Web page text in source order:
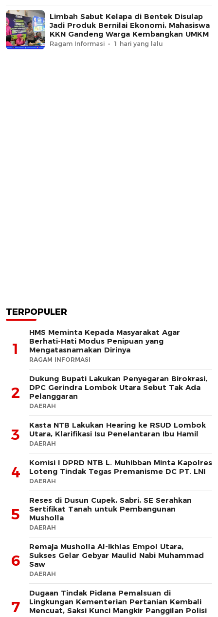
Limbah Sabut Kelapa di Bentek Disulap
Jadi Produk Bernilai Ekonomi, Mahasiswa
KKN Gandeng Warga Kembangkan UMKM
Ragam Informasi 1 hari yang lalu
TERPOPULER
1
HMS Meminta Kepada Masyarakat Agar
Berhati-Hati Modus Penipuan yang
Mengatasnamakan Dirinya
RAGAM INFORMASI
2
Dukung Bupati Lakukan Penyegaran Birokrasi,
DPC Gerindra Lombok Utara Sebut Tak Ada
Pelanggaran
DAERAH
3
Kasta NTB Lakukan Hearing ke RSUD Lombok
Utara, Klarifikasi Isu Penelantaran Ibu Hamil
DAERAH
4
Komisi I DPRD NTB L. Muhibban Minta Kapolres
Loteng Tindak Tegas Premanisme DC PT. LNI
DAERAH
5
Reses di Dusun Cupek, Sabri, SE Serahkan
Sertifikat Tanah untuk Pembangunan
Musholla
DAERAH
6
Remaja Musholla Al-Ikhlas Empol Utara,
Sukses Gelar Gebyar Maulid Nabi Muhammad
Saw
DAERAH
7
Dugaan Tindak Pidana Pemalsuan di
Lingkungan Kementerian Pertanian Kembali
Mencuat, Saksi Kunci Mangkir Panggilan Polisi